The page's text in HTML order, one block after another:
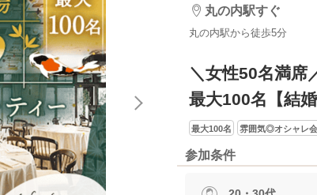
丸の内駅すぐ
丸の内駅から徒歩5分
＼女性50名満席
最大100名【結
最大100名 雰囲気◎オシャレ
参加条件